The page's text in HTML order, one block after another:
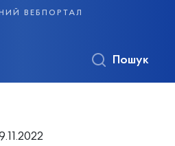
вебпортал
Пошук